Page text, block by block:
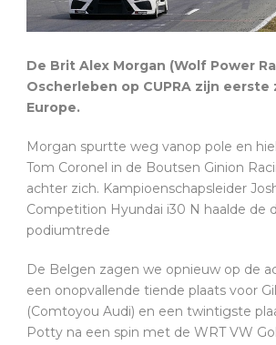
De Brit Alex Morgan (Wolf Power
Oscherleben op CUPRA zijn eerste
Europe.
Morgan spurtte weg vanop pole en
Tom Coronel in de Boutsen Ginion
achter zich. Kampioenschapsleider
Competition Hyundai i30 N haalde de
podiumtrede
De Belgen zagen we opnieuw op de
een onopvallende tiende plaats voor
(Comtoyou Audi) en een twintigste
Potty na een spin met de WRT VW